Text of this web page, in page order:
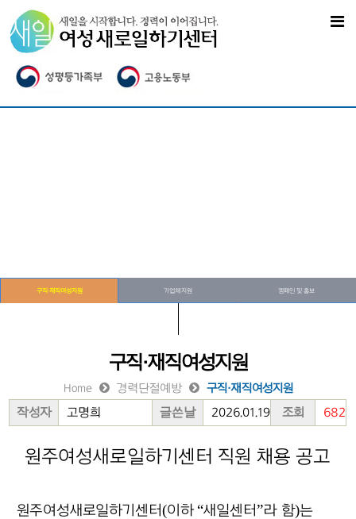
구직·재직여성지원 기업체지원 캠페인 및 홍보
구직·재직여성지원
Home 경력단절예방 구직·재직여성지원
작성자 고명희 글쓴날 2026.01.19 조회 682
원주여성새로일하기센터 직원 채용 공고
원주여성새로일하기센터(이하 “새일센터”라 함)는